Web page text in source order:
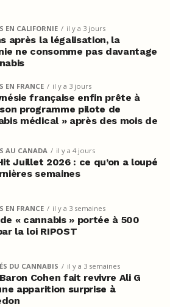
EN CALIFORNIE il y a 3 jours
après la légalisation, la
ne consomme pas davantage
EN FRANCE il y a 3 jours
française enfin prête à
programme pilote de
médical » après des mois de
AU CANADA il y a 4 jours
Juillet 2026 : ce qu’on a loupé
semaines
EN FRANCE il y a 3 semaines
« cannabis » portée à 500
la loi RIPOST
DU CANNABIS il y a 3 semaines
Cohen fait revivre Ali G
apparition surprise à